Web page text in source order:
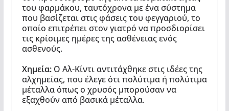
του φαρμάκου, ταυτόχρονα με ένα σύστημα
που βασίζεται στις φάσεις του φεγγαριού, το
οποίο επιτρέπει στον γιατρό να προσδιορίσει
τις κρίσιμες ημέρες της ασθένειας ενός
ασθενούς.
Χημεία:Ο Αλ-Κίντι αντιτάχθηκε στις ιδέες της
αλχημείας, που έλεγε ότι πολύτιμα ή πολύτιμα
μέταλλα όπως ο χρυσός μπορούσαν να
εξαχθούν από βασικά μέταλλα.